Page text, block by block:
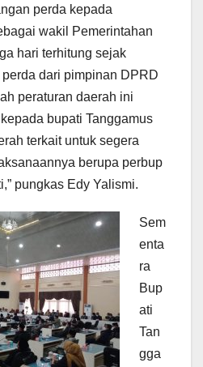
perda kepada
wakil Pemerintahan
hari terhitung sejak
dari pimpinan DPRD
peraturan daerah ini
bupati Tanggamus
terkait untuk segera
berupa perbup
pungkas Edy Yalismi.
Sem
enta
ra
Bup
ati
Tan
gga